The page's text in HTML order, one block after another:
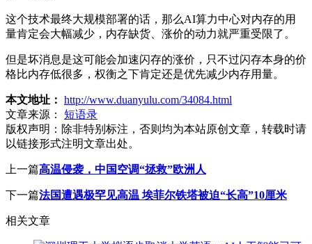
这个技术最终大规模部署的话，那么AI算力中心对内存的用
量肯定会大幅减少，内存缺货、涨价的动力就严重受限了。
但是坏消息是这可能会加速闪存的涨价，只不过闪存本身的价
格比内存低很多，权衡之下肯定还是优先减少内存用量。
本文地址： http://www.duanyulu.com/34084.html
文章来源：
短语录
版权声明： 除非特别标注，否则均为本站原创文章，转载时请
以链接形式注明文章出处。
上一篇高温侵袭，中国空调“拯救”欧洲人
下一篇法国遭遇极罕见高温 埃菲尔铁塔被迫“长高”10厘米
相关文章